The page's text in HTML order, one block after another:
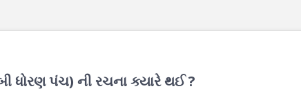
ધોરણ પંચ) ની રચના ક્યારે થઈ ?